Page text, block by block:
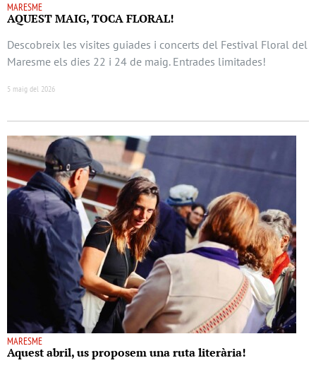
MARESME
AQUEST MAIG, TOCA FLORAL!
Descobreix les visites guiades i concerts del Festival Floral del
Maresme els dies 22 i 24 de maig. Entrades limitades!
5 maig del 2026
MARESME
Aquest abril, us proposem una ruta literària!